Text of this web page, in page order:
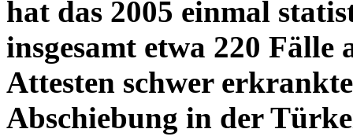
hat das 2005 einmal
insgesamt etwa 220 Fälle
Attesten schwer
Abschiebung in der